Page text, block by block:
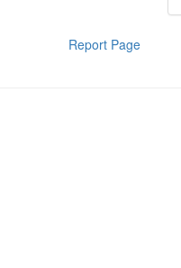
Report Page